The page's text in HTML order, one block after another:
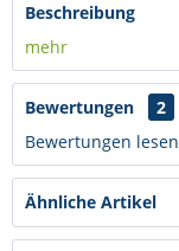
Beschreibung
mehr
Bewertungen
2
Bewertungen
Ähnliche Artikel